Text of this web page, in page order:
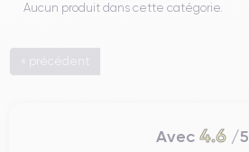
Aucun produit dans cette catégorie.
« précédent
Avec 4.6/5